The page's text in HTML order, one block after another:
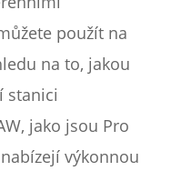
použít na
na to, jakou
stanici
jako jsou Pro
výkonnou